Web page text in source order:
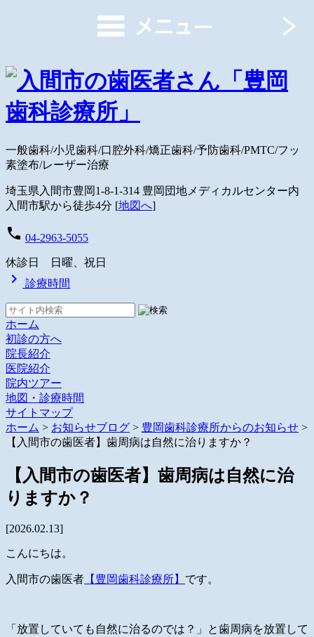
一般歯科/小児歯科/口腔外科/矯正歯科/予防歯科/PMTC/フッ
素塗布/レーザー治療
埼玉県入間市豊岡1-8-1-314 豊岡団地メディカルセンター内
入間市駅から徒歩4分 [地図へ]
local_phone 04-2963-5055
休診日 日曜、祝日
chevron_right 診療時間
ホーム
初診の方へ
院長紹介
医院紹介
院内ツアー
地図・診療時間
サイトマップ
ホーム > お知らせブログ > 豊岡歯科診療所からのお知らせ >
【入間市の歯医者】歯周病は自然に治りますか？
【入間市の歯医者】歯周病は自然に治
りますか？
[2026.02.13]
こんにちは。
入間市の歯医者 【豊岡歯科診療所】 です。
「放置していても自然に治るのでは？」と歯周病を放置して